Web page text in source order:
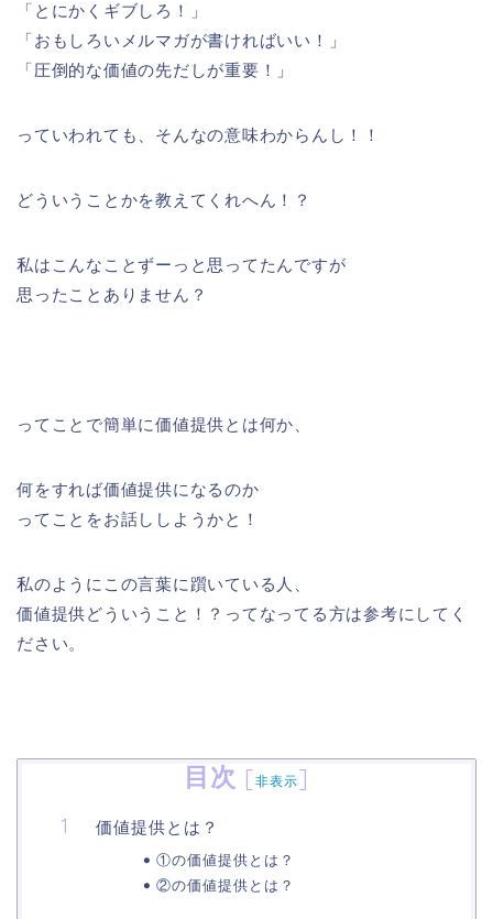
「とにかくギブしろ！」
「おもしろいメルマガが書ければいい！」
「圧倒的な価値の先だしが重要！」
っていわれても、そんなの意味わからんし！！
どういうことかを教えてくれへん！？
私はこんなことずーっと思ってたんですが
思ったことありません？
ってことで簡単に価値提供とは何か、
何をすれば価値提供になるのか
ってことをお話ししようかと！
私のようにこの言葉に躓いている人、
価値提供どういうこと！？ってなってる方は参考にしてく
ださい。
目次 [非表示]
価値提供とは？
①の価値提供とは？
②の価値提供とは？